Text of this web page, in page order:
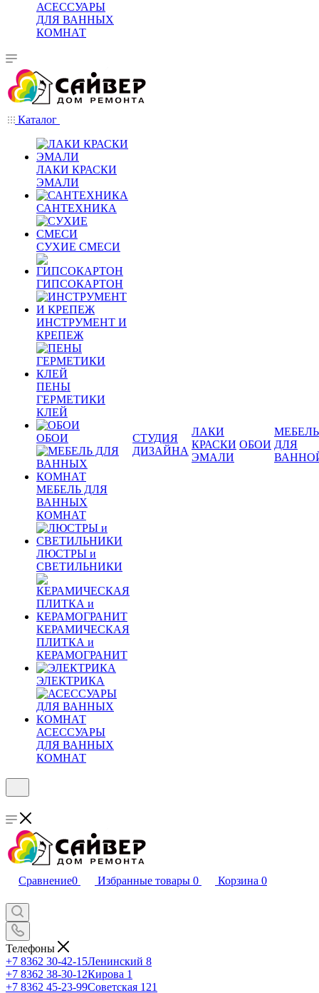
АСЕССУАРЫ
ДЛЯ ВАННЫХ
КОМНАТ
Каталог
ЛАКИ КРАСКИ
ЭМАЛИ
САНТЕХНИКА
СУХИЕ СМЕСИ
ГИПСОКАРТОН
ИНСТРУМЕНТ И
КРЕПЕЖ
ПЕНЫ
ГЕРМЕТИКИ
КЛЕЙ
ОБОИ
МЕБЕЛЬ ДЛЯ
ВАННЫХ
КОМНАТ
ЛЮСТРЫ и
СВЕТИЛЬНИКИ
КЕРАМИЧЕСКАЯ
ПЛИТКА и
КЕРАМОГРАНИТ
ЭЛЕКТРИКА
АСЕССУАРЫ
ДЛЯ ВАННЫХ
КОМНАТ
СТУДИЯ
ДИЗАЙНА
ЛАКИ
КРАСКИ
ЭМАЛИ
ОБОИ
МЕБЕЛЬ
ДЛЯ
Сравнение0 Избранные товары 0 Корзина 0
Телефоны
+7 8362 30-42-15Ленинский 8
+7 8362 38-30-12Кирова 1
+7 8362 45-23-99Советская 121